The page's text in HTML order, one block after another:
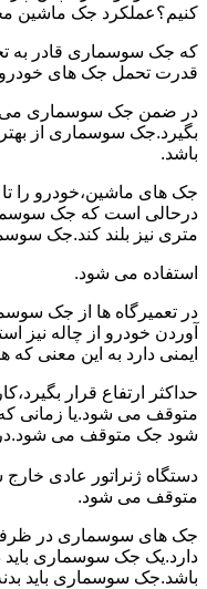
کنیم؟عملکرد جک ماشین
که جک سوسماری قادر به
قدرت تحمل جک های
در ضمن جک سوسماری می
باشد.
جک های ماشین،خودرو را تا
متری نیز بلند کند.جک
استفاده می شود.
در تعمیرگاه ها از جک
آوردن خودرو از چاله
ایمنی دارد به این معنی
حداکثر ارتفاع قرار
متوقف می شود.یا زمانی
شود جک متوقف می شود.در
دستگاه ژنراتور عادی
متوقف می شود.
جک های سوسماری در
باشد.جک سوسماری باید